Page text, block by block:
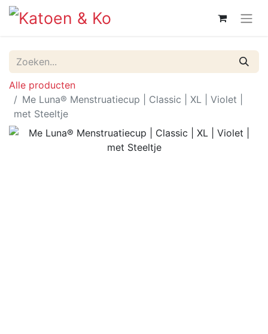
Alle producten
Me Luna® Menstruatiecup | Classic | XL | Violet |
met Steeltje